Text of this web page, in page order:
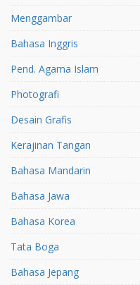
Menggambar
Bahasa Inggris
Pend. Agama Islam
Photografi
Desain Grafis
Kerajinan Tangan
Bahasa Mandarin
Bahasa Jawa
Bahasa Korea
Tata Boga
Bahasa Jepang